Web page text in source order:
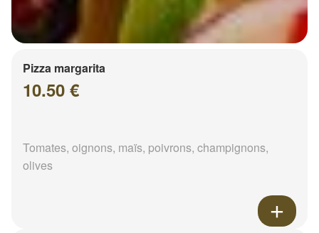
Pizza margarita
10.50 €
Tomates, oignons, maïs, poivrons, champignons,
olives